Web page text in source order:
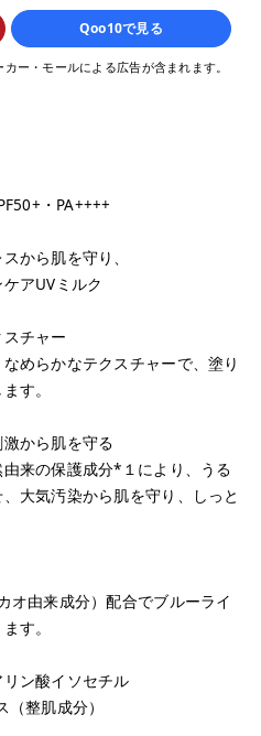
Qoo10で見る
ー・モールによる広告が含まれます。
・PA++++
から肌を守り、
アUVミルク
チャー
めらかなテクスチャーで、塗り
す。
から肌を守る
来の保護成分*１により、うる
大気汚染から肌を守り、しっと
オ由来成分）配合でブルーライ
す。
ン酸イソセチル
整肌成分）